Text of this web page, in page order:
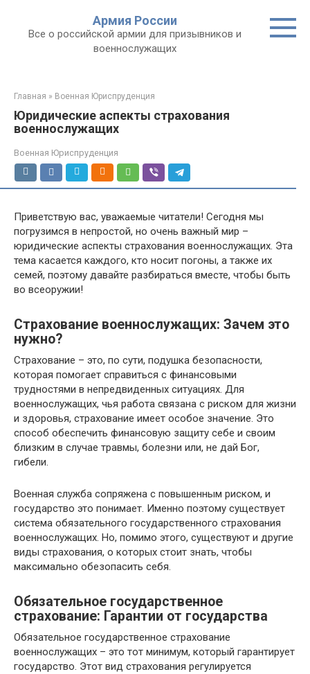
контенту
Армия России
Все о российской армии для призывников и
военнослужащих
Главная » Военная Юриспруденция
Юридические аспекты страхования
военнослужащих
Военная Юриспруденция
Приветствую вас, уважаемые читатели! Сегодня мы
погрузимся в непростой, но очень важный мир –
юридические аспекты страхования военнослужащих. Эта
тема касается каждого, кто носит погоны, а также их
семей, поэтому давайте разбираться вместе, чтобы быть
во всеоружии!
Страхование военнослужащих: Зачем это
нужно?
Страхование – это, по сути, подушка безопасности,
которая помогает справиться с финансовыми
трудностями в непредвиденных ситуациях. Для
военнослужащих, чья работа связана с риском для жизни
и здоровья, страхование имеет особое значение. Это
способ обеспечить финансовую защиту себе и своим
близким в случае травмы, болезни или, не дай Бог,
гибели.
Военная служба сопряжена с повышенным риском, и
государство это понимает. Именно поэтому существует
система обязательного государственного страхования
военнослужащих. Но, помимо этого, существуют и другие
виды страхования, о которых стоит знать, чтобы
максимально обезопасить себя.
Обязательное государственное
страхование: Гарантии от государства
Обязательное государственное страхование
военнослужащих – это тот минимум, который гарантирует
государство. Этот вид страхования регулируется